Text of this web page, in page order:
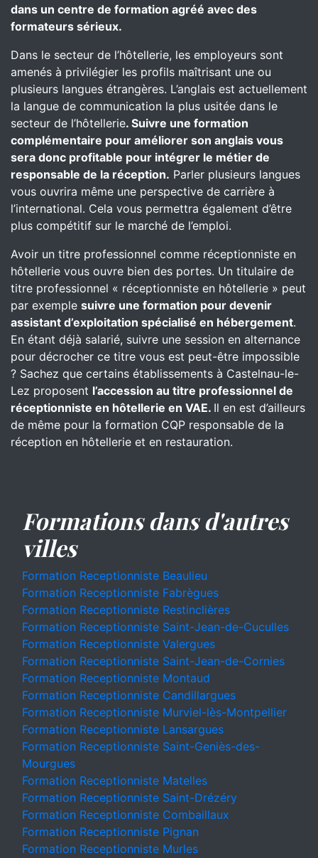
dans un centre de formation agréé avec des
formateurs sérieux.
Dans le secteur de l’hôtellerie, les employeurs sont
amenés à privilégier les profils maîtrisant une ou
plusieurs langues étrangères. L’anglais est actuellement
la langue de communication la plus usitée dans le
secteur de l’hôtellerie. Suivre une formation
complémentaire pour améliorer son anglais vous
sera donc profitable pour intégrer le métier de
responsable de la réception. Parler plusieurs langues
vous ouvrira même une perspective de carrière à
l’international. Cela vous permettra également d’être
plus compétitif sur le marché de l’emploi.
Avoir un titre professionnel comme réceptionniste en
hôtellerie vous ouvre bien des portes. Un titulaire de
titre professionnel « réceptionniste en hôtellerie » peut
par exemple suivre une formation pour devenir
assistant d’exploitation spécialisé en hébergement.
En étant déjà salarié, suivre une session en alternance
pour décrocher ce titre vous est peut-être impossible
? Sachez que certains établissements à Castelnau-le-
Lez proposent l’accession au titre professionnel de
réceptionniste en hôtellerie en VAE. Il en est d’ailleurs
de même pour la formation CQP responsable de la
réception en hôtellerie et en restauration.
Formations dans d'autres
villes
Formation Receptionniste Beaulieu
Formation Receptionniste Fabrègues
Formation Receptionniste Restinclières
Formation Receptionniste Saint-Jean-de-Cuculles
Formation Receptionniste Valergues
Formation Receptionniste Saint-Jean-de-Cornies
Formation Receptionniste Montaud
Formation Receptionniste Candillargues
Formation Receptionniste Murviel-lès-Montpellier
Formation Receptionniste Lansargues
Formation Receptionniste Saint-Geniès-des-
Mourgues
Formation Receptionniste Matelles
Formation Receptionniste Saint-Drézéry
Formation Receptionniste Combaillaux
Formation Receptionniste Pignan
Formation Receptionniste Murles